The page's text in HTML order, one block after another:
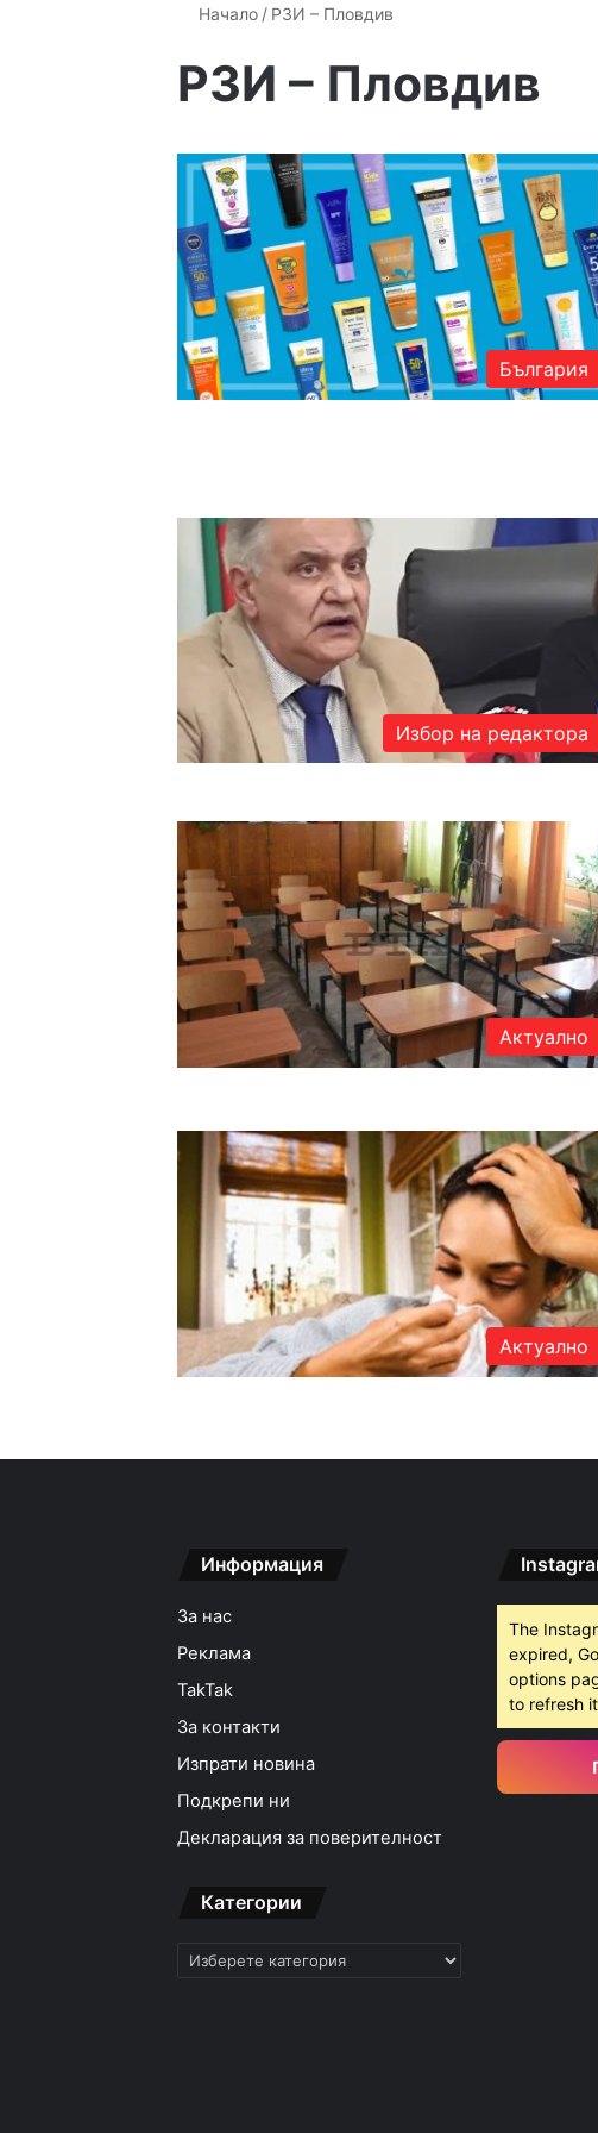
Начало / РЗИ – Пловдив
РЗИ – Пловдив
България
Избор на редактора
Актуално
Актуално
Информация
За нас
Реклама
TakTak
За контакти
Изпрати новина
Подкрепи ни
Декларация за поверителност
Категории
Категории
The
expired,
options
to refresh